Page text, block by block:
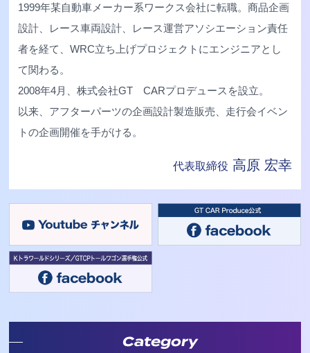
1999年某自動車メーカー系ワークス会社に転職。商品企画
設計、レース車両設計、レース運営アソシエーション責任
者を経て、WRC立ち上げプロジェクトにエンジニアとし
て関わる。
2008年4月、株式会社GT CARプロデュースを設立。
以来、アフターパーツの企画設計製造販売、走行会イベン
トの企画開催を手がける。
代表取締役 高原 宏幸
Category